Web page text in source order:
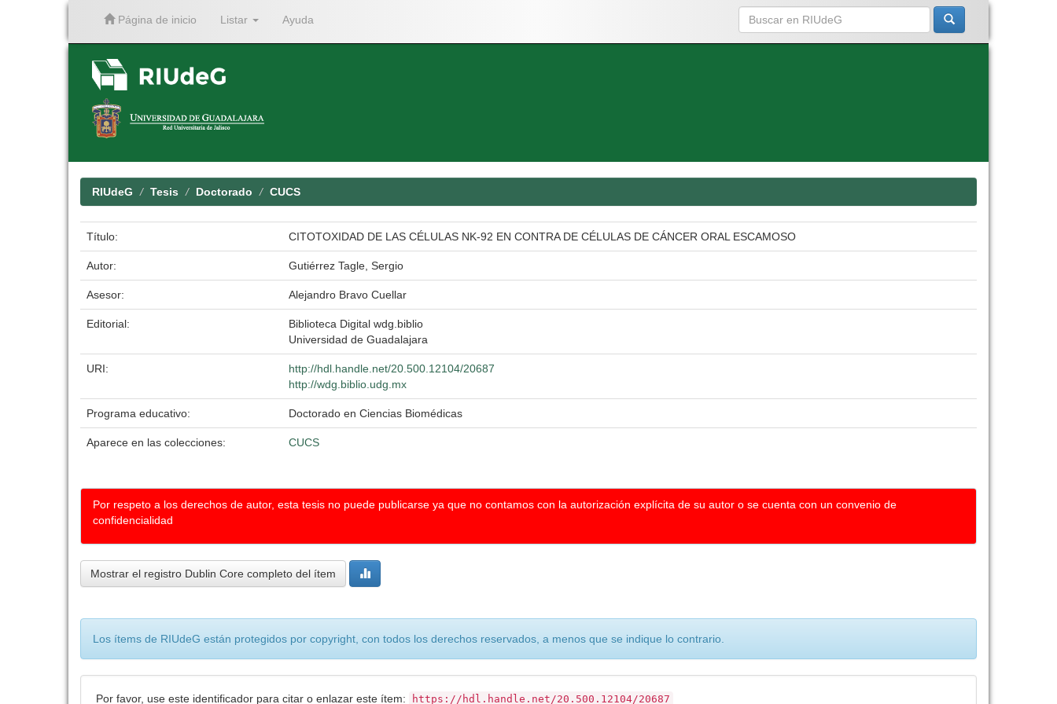
Página de inicio Listar Ayuda
RIUdeG Tesis Doctorado CUCS
Título: CITOTOXIDAD DE LAS CÉLULAS NK-92 EN CONTRA DE CÉLULAS DE CÁNCER ORAL ESCAMOSO
Autor: Gutiérrez Tagle, Sergio
Asesor: Alejandro Bravo Cuellar
Editorial:
Biblioteca Digital wdg.biblio
Universidad de Guadalajara
URI:
http://hdl.handle.net/20.500.12104/20687
http://wdg.biblio.udg.mx
Programa educativo: Doctorado en Ciencias Biomédicas
Aparece en las colecciones: CUCS
Por respeto a los derechos de autor, esta tesis no puede publicarse ya que no contamos con la autorización explícita de su autor o se cuenta con un convenio de
confidencialidad
Mostrar el registro Dublin Core completo del ítem
Los ítems de RIUdeG están protegidos por copyright, con todos los derechos reservados, a menos que se indique lo contrario.
Por favor, use este identificador para citar o enlazar este ítem: https://hdl.handle.net/20.500.12104/20687